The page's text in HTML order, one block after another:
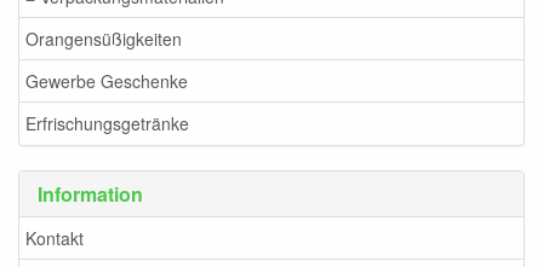
Orangensüßigkeiten
Gewerbe Geschenke
Erfrischungsgetränke
Information
Kontakt